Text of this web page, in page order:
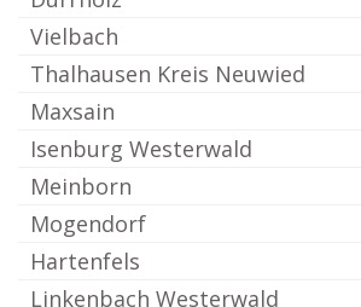
Vielbach
Thalhausen Kreis Neuwied
Maxsain
Isenburg Westerwald
Meinborn
Mogendorf
Hartenfels
Linkenbach Westerwald